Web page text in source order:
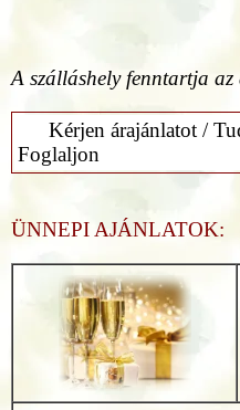
A szálláshely fenntartja
Kérjen árajánlatot /
Foglaljon
ÜNNEPI AJÁNLATOK: